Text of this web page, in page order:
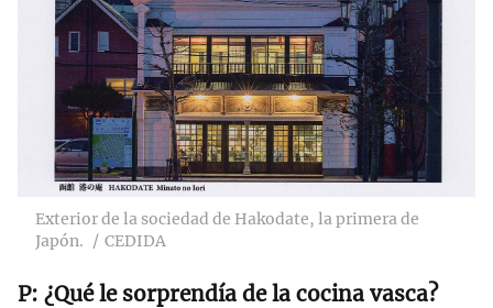
Exterior de la sociedad de Hakodate, la primera de
Japón.
CEDIDA
¿Qué le sorprendía de la cocina vasca?